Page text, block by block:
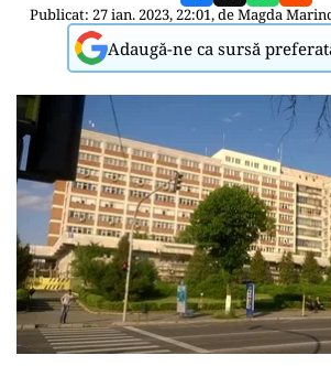
Publicat: 27 ian. 2023, 22:01, deMagda
Adaugă-ne ca sursă